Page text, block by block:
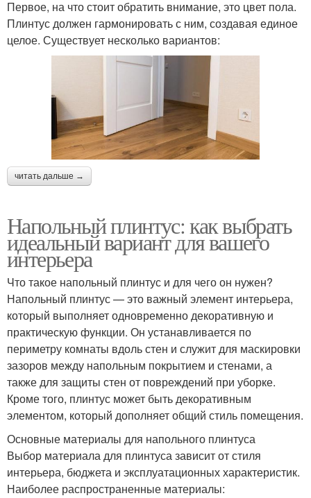
Первое, на что стоит обратить внимание, это цвет пола.
Плинтус должен гармонировать с ним, создавая единое
целое. Существует несколько вариантов:
читать дальше →
Напольный плинтус: как выбрать
идеальный вариант для вашего
интерьера
Что такое напольный плинтус и для чего он нужен?
Напольный плинтус — это важный элемент интерьера,
который выполняет одновременно декоративную и
практическую функции. Он устанавливается по
периметру комнаты вдоль стен и служит для маскировки
зазоров между напольным покрытием и стенами, а
также для защиты стен от повреждений при уборке.
Кроме того, плинтус может быть декоративным
элементом, который дополняет общий стиль помещения.
Основные материалы для напольного плинтуса
Выбор материала для плинтуса зависит от стиля
интерьера, бюджета и эксплуатационных характеристик.
Наиболее распространенные материалы: